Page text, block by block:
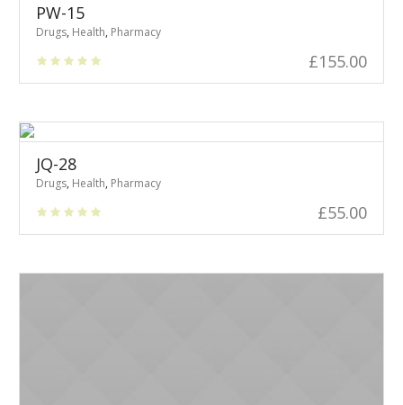
PW-15
Drugs, Health, Pharmacy
£155.00
JQ-28
Drugs, Health, Pharmacy
£55.00